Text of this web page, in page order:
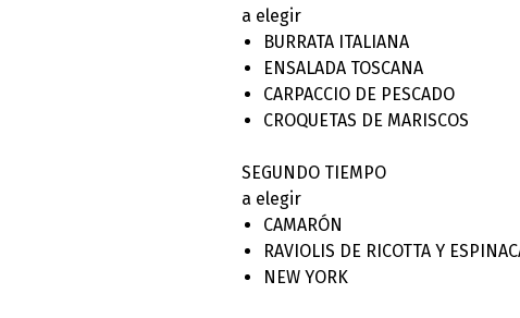
a elegir
BURRATA ITALIANA
ENSALADA TOSCANA
CARPACCIO DE PESCADO
CROQUETAS DE MARISCOS
SEGUNDO TIEMPO
a elegir
CAMARÓN
RAVIOLIS DE RICOTTA Y
NEW YORK